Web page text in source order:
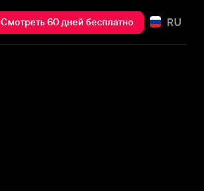
Смотреть 60 дней бесплатно RU